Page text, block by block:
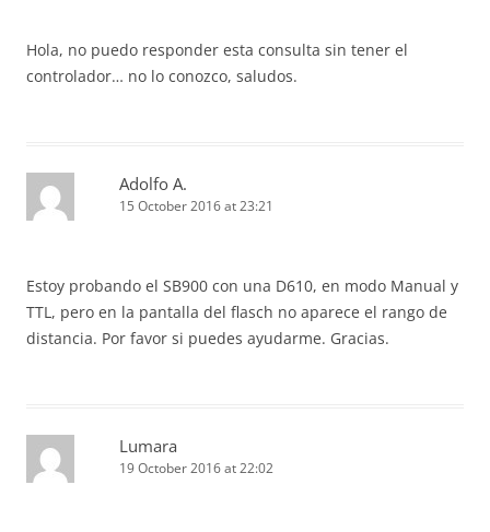
Hola, no puedo responder esta consulta sin tener el
controlador… no lo conozco, saludos.
Adolfo A.
15 October 2016 at 23:21
Estoy probando el SB900 con una D610, en modo Manual y
TTL, pero en la pantalla del flasch no aparece el rango de
distancia. Por favor si puedes ayudarme. Gracias.
Lumara
19 October 2016 at 22:02